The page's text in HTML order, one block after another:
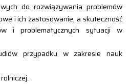
do rozwiązywania problemów
i ich zastosowanie, a skuteczność
i problematycznych sytuacji w
przypadku w zakresie nauk